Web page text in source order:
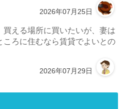
2026年07月25日
買える場所に買いたいが、妻は
ころに住むなら賃貸でよいとの
2026年07月29日